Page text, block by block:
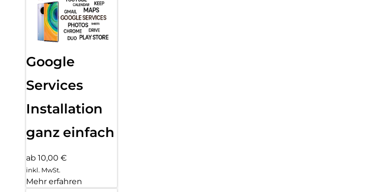
Google
Services
Installation
ganz einfach
ab 10,00 €
inkl. MwSt.
Mehr erfahren